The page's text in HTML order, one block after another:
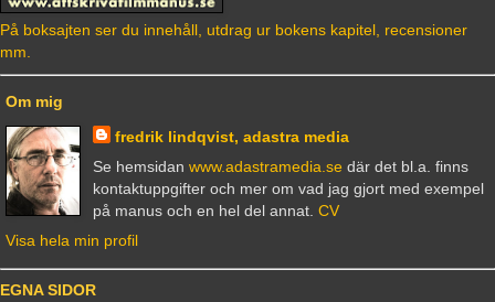
På boksajten ser du innehåll, utdrag ur bokens kapitel, recensioner
mm.
Om mig
fredrik lindqvist, adastra media
Se hemsidan www.adastramedia.sedär det bl.a. finns
kontaktuppgifter och mer om vad jag gjort med exempel
på manus och en hel del annat. CV
Visa hela min profil
EGNA SIDOR